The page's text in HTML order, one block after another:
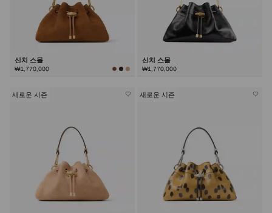
신치 스몰
₩1,770,000
신치 스몰
₩1,770,000
새로운 시즌 새로운 시즌